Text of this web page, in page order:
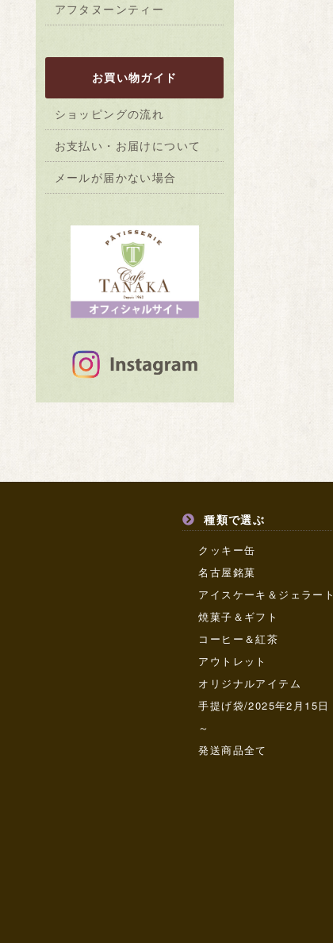
アフタヌーンティー
お買い物ガイド
ショッピングの流れ
お支払い・お届けについて
メールが届かない場合
種類で選ぶ
クッキー缶
名古屋銘菓
アイスケーキ＆ジェラート
焼菓子＆ギフト
コーヒー＆紅茶
アウトレット
オリジナルアイテム
手提げ袋/2025年2月15日
～
発送商品全て